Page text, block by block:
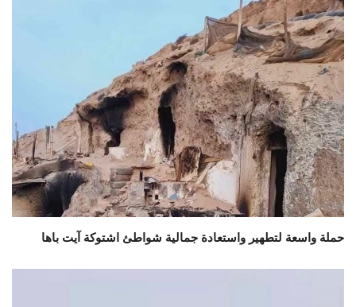
حملة واسعة لتطهير واستعادة جمالية شواطئ اشتوكة آيت باها